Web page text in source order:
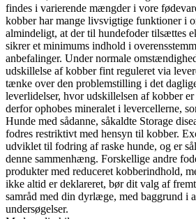
findes i varierende mængder i vore
kobber har mange livsvigtige funktioner i
almindeligt, at der til hundefoder tilsættes
sikrer et minimums indhold i
anbefalinger. Under normale
udskillelse af kobber fint reguleret via
tænke over den problemstilling i det
leverlidelser, hvor udskillelsen af kobber
derfor ophobes mineralet i levercellerne,
Hunde med sådanne, såkaldte Storage
fodres restriktivt med hensyn til kobber.
udviklet til fodring af raske hunde, og er
denne sammenhæng. Forskellige andre
produkter med reduceret kobberindhold,
ikke altid er deklareret, bør dit valg af
samråd med din dyrlæge, med baggrund i
undersøgelser.